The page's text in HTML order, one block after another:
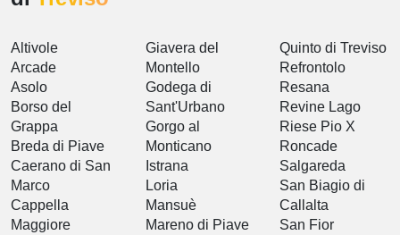
Altivole
Arcade
Asolo
Borso del
Grappa
Breda di Piave
Caerano di San
Marco
Cappella
Maggiore
Giavera del
Montello
Godega di
Sant'Urbano
Gorgo al
Monticano
Istrana
Loria
Mansuè
Mareno di Piave
Quinto di Treviso
Refrontolo
Resana
Revine Lago
Riese Pio X
Roncade
Salgareda
San Biagio di
Callalta
San Fior